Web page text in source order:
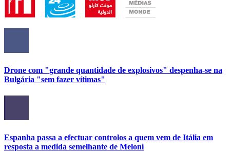
Drone com "grande quantidade de explosivos" despenha-se na
Bulgária "sem fazer vítimas"
Espanha passa a efectuar controlos a quem vem de Itália em
resposta a medida semelhante de Meloni